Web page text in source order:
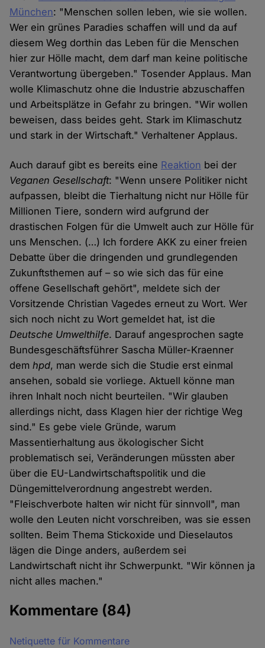
München: "Menschen sollen leben, wie sie wollen.
Wer ein grünes Paradies schaffen will und da auf
diesem Weg dorthin das Leben für die Menschen
hier zur Hölle macht, dem darf man keine politische
Verantwortung übergeben." Tosender Applaus. Man
wolle Klimaschutz ohne die Industrie abzuschaffen
und Arbeitsplätze in Gefahr zu bringen. "Wir wollen
beweisen, dass beides geht. Stark im Klimaschutz
und stark in der Wirtschaft." Verhaltener Applaus.
Auch darauf gibt es bereits eine Reaktion bei der
Veganen Gesellschaft: "Wenn unsere Politiker nicht
aufpassen, bleibt die Tierhaltung nicht nur Hölle für
Millionen Tiere, sondern wird aufgrund der
drastischen Folgen für die Umwelt auch zur Hölle für
uns Menschen. (…) Ich fordere AKK zu einer freien
Debatte über die dringenden und grundlegenden
Zukunftsthemen auf – so wie sich das für eine
offene Gesellschaft gehört", meldete sich der
Vorsitzende Christian Vagedes erneut zu Wort. Wer
sich noch nicht zu Wort gemeldet hat, ist die
Deutsche Umwelthilfe. Darauf angesprochen sagte
Bundesgeschäftsführer Sascha Müller-Kraenner
demhpd, man werde sich die Studie erst einmal
ansehen, sobald sie vorliege. Aktuell könne man
ihren Inhalt noch nicht beurteilen. "Wir glauben
allerdings nicht, dass Klagen hier der richtige Weg
sind." Es gebe viele Gründe, warum
Massentierhaltung aus ökologischer Sicht
problematisch sei, Veränderungen müssten aber
über die EU-Landwirtschaftspolitik und die
Düngemittelverordnung angestrebt werden.
"Fleischverbote halten wir nicht für sinnvoll", man
wolle den Leuten nicht vorschreiben, was sie essen
sollten. Beim Thema Stickoxide und Dieselautos
lägen die Dinge anders, außerdem sei
Landwirtschaft nicht ihr Schwerpunkt. "Wir können ja
nicht alles machen."
Kommentare (84)
Netiquette für Kommentare